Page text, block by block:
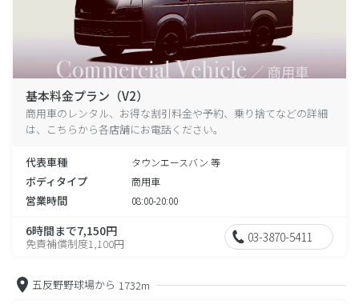
基本料金プラン（V2）
商用車のレンタル、お得な割引料金や予約、乗り捨てなどの詳細
は、こちらから各店舗にお電話ください。
代表車種 タウンエースバン 等
ボディタイプ 商用車
営業時間 08:00-20:00
6時間まで7,150円
免責補償制度1,100円 03-3870-5411
五反野野球場から 1732m